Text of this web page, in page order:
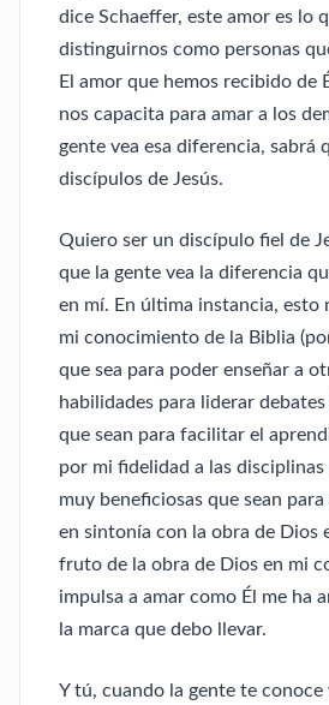
dice Schaeffer, este amor es lo
distinguirnos como personas
El amor que hemos recibido de
nos capacita para amar a los
gente vea esa diferencia, sabrá
discípulos de Jesús.
Quiero ser un discípulo fiel de
que la gente vea la diferencia
en mí. En última instancia, esto
mi conocimiento de la Biblia
que sea para poder enseñar a
habilidades para liderar
que sean para facilitar el
por mi fidelidad a las
muy beneficiosas que sean
en sintonía con la obra de Dios
fruto de la obra de Dios en mi
impulsa a amar como Él me ha
la marca que debo llevar.
Y tú, cuando la gente te conoce